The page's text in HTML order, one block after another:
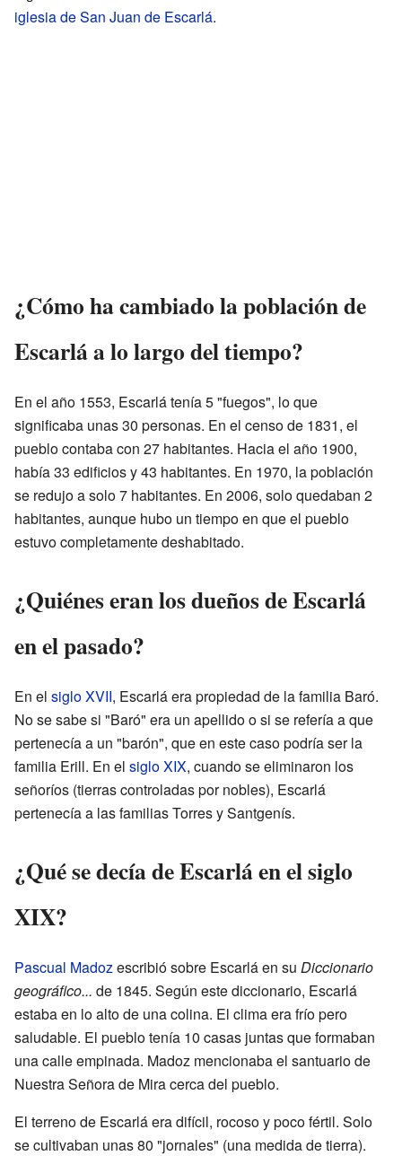
iglesia de San Juan de Escarlá.
¿Cómo ha cambiado la población de
Escarlá a lo largo del tiempo?
En el año 1553, Escarlá tenía 5 "fuegos", lo que
significaba unas 30 personas. En el censo de 1831, el
pueblo contaba con 27 habitantes. Hacia el año 1900,
había 33 edificios y 43 habitantes. En 1970, la población
se redujo a solo 7 habitantes. En 2006, solo quedaban 2
habitantes, aunque hubo un tiempo en que el pueblo
estuvo completamente deshabitado.
¿Quiénes eran los dueños de Escarlá
en el pasado?
En el siglo XVII, Escarlá era propiedad de la familia Baró.
No se sabe si "Baró" era un apellido o si se refería a que
pertenecía a un "barón", que en este caso podría ser la
familia Erill. En el siglo XIX, cuando se eliminaron los
señoríos (tierras controladas por nobles), Escarlá
pertenecía a las familias Torres y Santgenís.
¿Qué se decía de Escarlá en el siglo
XIX?
Pascual Madozescribió sobre Escarlá en su Diccionario
geográfico... de 1845. Según este diccionario, Escarlá
estaba en lo alto de una colina. El clima era frío pero
saludable. El pueblo tenía 10 casas juntas que formaban
una calle empinada. Madoz mencionaba el santuario de
Nuestra Señora de Mira cerca del pueblo.
El terreno de Escarlá era difícil, rocoso y poco fértil. Solo
se cultivaban unas 80 "jornales" (una medida de tierra).